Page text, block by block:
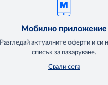
Мобилно приложение
Разгледай актуалните оферти и си
списък за пазаруване.
Свали сега